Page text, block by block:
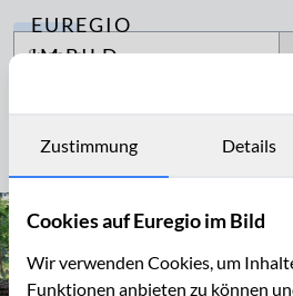
EUREGIO
IM BILD
Archiv
Kontakt
Archiv
Zustimmung Details
Cookies auf Euregio im Bild
Wir verwenden Cookies, um
Funktionen anbieten zu können